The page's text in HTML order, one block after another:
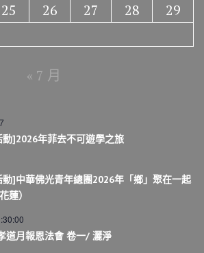
25 26 27 28
29
« 7 月
動]2026年菲去不可遊學之旅
]中華佛光青年總團2026年「鄉」聚在一起
蓮）
道月報恩法會 卷一/ 灑淨